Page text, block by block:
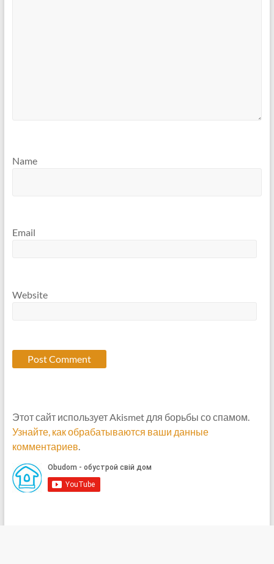
Name
Email
Website
Этот сайт использует Akismet для борьбы со спамом.
Узнайте, как обрабатываются ваши данные
комментариев.